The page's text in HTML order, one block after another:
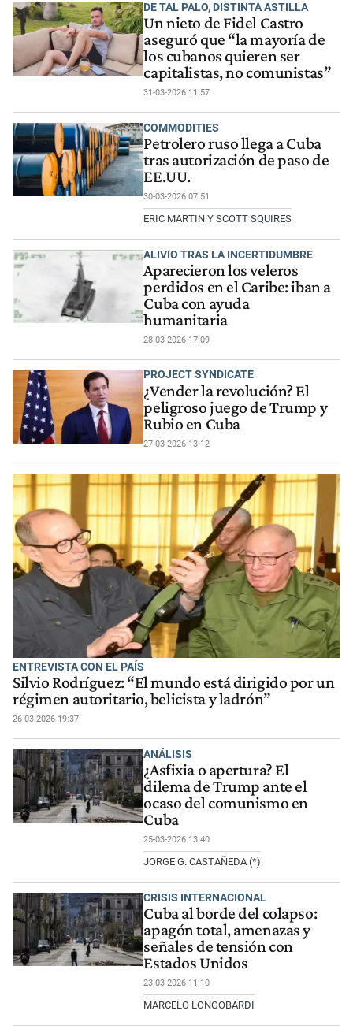
DE TAL PALO, DISTINTA ASTILLA
Un nieto de Fidel Castro
aseguró que “la mayoría de
los cubanos quieren ser
capitalistas, no comunistas”
31-03-2026 11:57
COMMODITIES
Petrolero ruso llega a Cuba
tras autorización de paso de
EE.UU.
30-03-2026 07:51
ERIC MARTIN Y SCOTT SQUIRES
ALIVIO TRAS LA INCERTIDUMBRE
Aparecieron los veleros
perdidos en el Caribe: iban a
Cuba con ayuda
humanitaria
28-03-2026 17:09
PROJECT SYNDICATE
¿Vender la revolución? El
peligroso juego de Trump y
Rubio en Cuba
27-03-2026 13:12
ENTREVISTA CON EL PAÍS
Silvio Rodríguez: “El mundo está dirigido por un
régimen autoritario, belicista y ladrón”
26-03-2026 19:37
ANÁLISIS
¿Asfixia o apertura? El
dilema de Trump ante el
ocaso del comunismo en
Cuba
25-03-2026 13:40
JORGE G. CASTAÑEDA (*)
CRISIS INTERNACIONAL
Cuba al borde del colapso:
apagón total, amenazas y
señales de tensión con
Estados Unidos
23-03-2026 11:10
MARCELO LONGOBARDI